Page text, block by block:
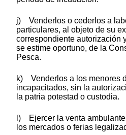
j) Venderlos o cederlos a
particulares, al objeto de su
correspondiente autorización
se estime oportuno, de la
Pesca.
k) Venderlos a los menores
incapacitados, sin la
la patria potestad o custodia.
l) Ejercer la venta
los mercados o ferias